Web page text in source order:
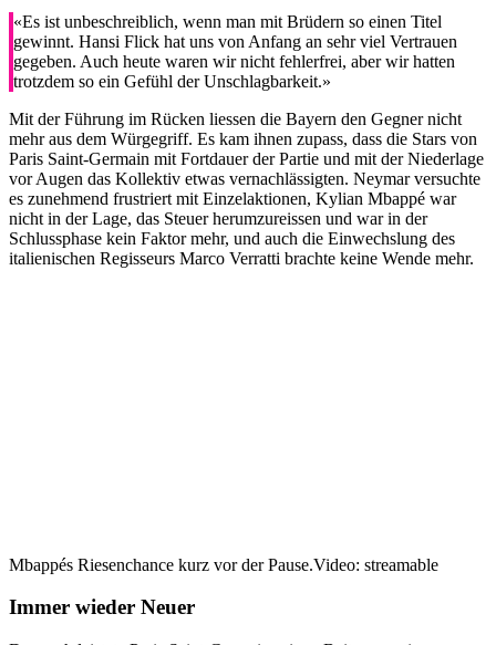
«Es ist unbeschreiblich, wenn man mit Brüdern so einen Titel
gewinnt. Hansi Flick hat uns von Anfang an sehr viel Vertrauen
gegeben. Auch heute waren wir nicht fehlerfrei, aber wir hatten
trotzdem so ein Gefühl der Unschlagbarkeit.»
Mit der Führung im Rücken liessen die Bayern den Gegner nicht
mehr aus dem Würgegriff. Es kam ihnen zupass, dass die Stars von
Paris Saint-Germain mit Fortdauer der Partie und mit der Niederlage
vor Augen das Kollektiv etwas vernachlässigten. Neymar versuchte
es zunehmend frustriert mit Einzelaktionen, Kylian Mbappé war
nicht in der Lage, das Steuer herumzureissen und war in der
Schlussphase kein Faktor mehr, und auch die Einwechslung des
italienischen Regisseurs Marco Verratti brachte keine Wende mehr.
Mbappés Riesenchance kurz vor der Pause.Video: streamable
Immer wieder Neuer